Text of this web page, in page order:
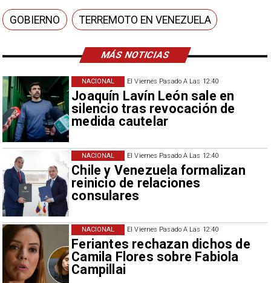
MÁS NOTICIAS
El Viernes Pasado A Las 12:40
Joaquín Lavín León sale en
silencio tras revocación de
medida cautelar
NACIONAL
El Viernes Pasado A Las 12:40
Chile y Venezuela formalizan
reinicio de relaciones
consulares
NACIONAL
El Viernes Pasado A Las 12:40
Feriantes rechazan dichos de
Camila Flores sobre Fabiola
Campillai
NACIONAL
GOBIERNO TERREMOTO EN VENEZUELA